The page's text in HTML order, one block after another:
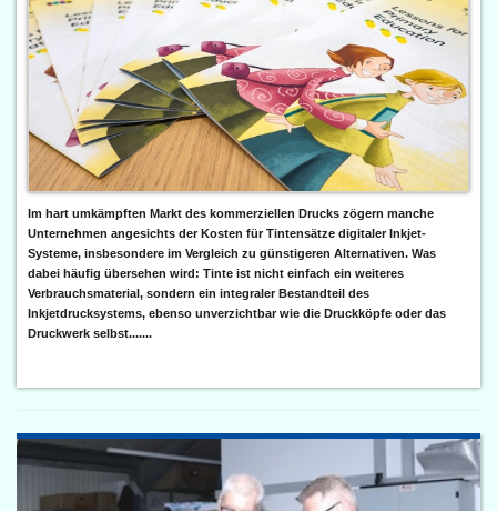
Im hart umkämpften Markt des kommerziellen Drucks zögern manche
Unternehmen angesichts der Kosten für Tintensätze digitaler Inkjet-
Systeme, insbesondere im Vergleich zu günstigeren Alternativen. Was
dabei häufig übersehen wird: Tinte ist nicht einfach ein weiteres
Verbrauchsmaterial, sondern ein integraler Bestandteil des
Inkjetdrucksystems, ebenso unverzichtbar wie die Druckköpfe oder das
Druckwerk selbst.......